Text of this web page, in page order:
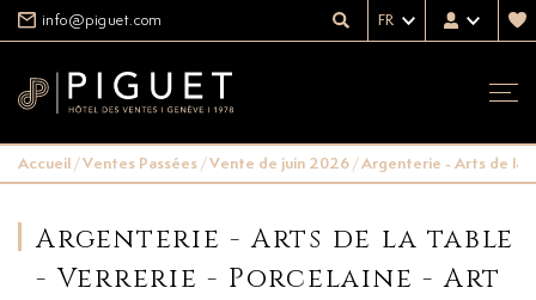
info@piguet.com FR
Accueil/Ventes Passées/Vente de juin 2026/Argenterie - Arts de la
Argenterie - Arts de la table
- Verrerie - Porcelaine - Art